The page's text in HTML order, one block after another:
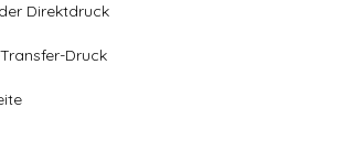
Direktdruck
Druck